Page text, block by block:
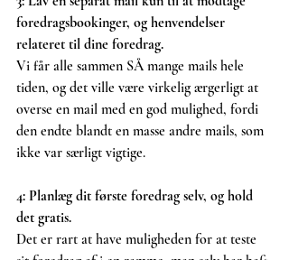
foredragsbookinger, og henvendelser
relateret til dine foredrag.
Vi får alle sammen SÅ mange mails hele
tiden, og det ville være virkelig ærgerligt at
overse en mail med en god mulighed, fordi
den endte blandt en masse andre mails, som
ikke var særligt vigtige.
4: Planlæg dit første foredrag selv, og hold
det gratis.
Det er rart at have muligheden for at teste